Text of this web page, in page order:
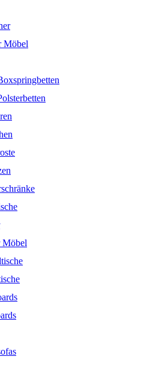
Möbel
Möbel